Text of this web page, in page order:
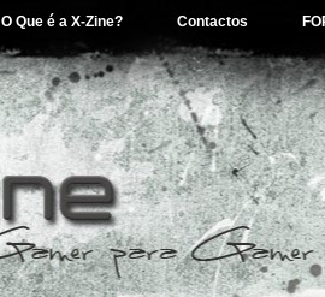
O Que é a X-Zine? Contactos